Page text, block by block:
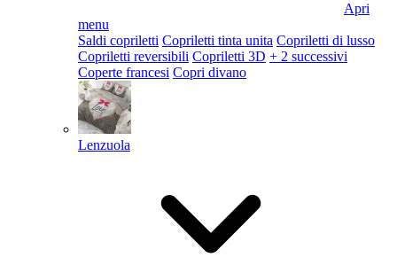
Apri
menu
Saldi copriletti Copriletti tinta unita Copriletti di lusso
Copriletti reversibili Copriletti 3D + 2 successivi
Coperte francesi Copri divano
Lenzuola